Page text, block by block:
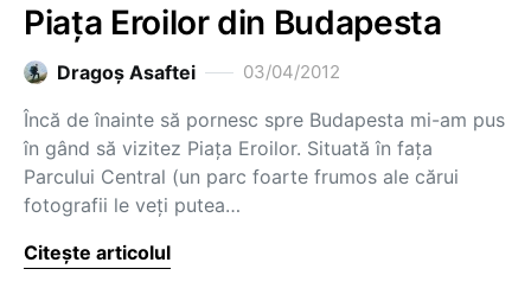
Piața Eroilor din Budapesta
Dragoş Asaftei 03/04/2012
Încă de înainte să pornesc spre Budapesta mi-am pus
în gând să vizitez Piața Eroilor. Situată în fața
Parcului Central (un parc foarte frumos ale cărui
fotografii le veți putea…
Citește articolul